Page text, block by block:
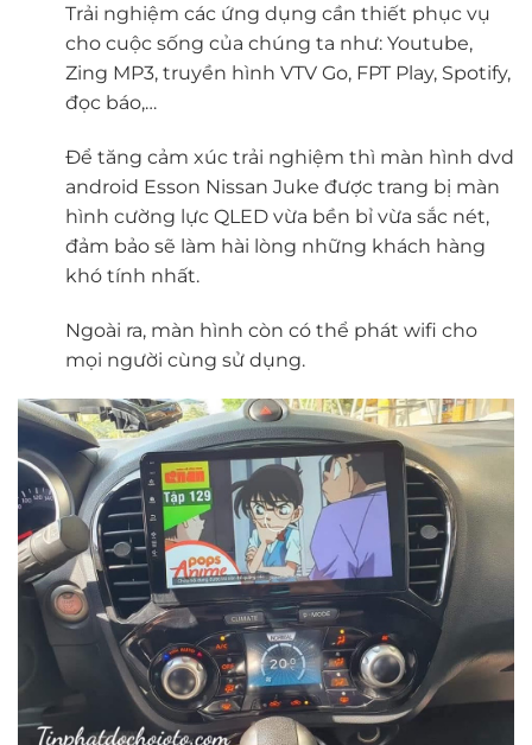
Trải nghiệm các ứng dụng cần thiết phục vụ
cho cuộc sống của chúng ta như: Youtube,
Zing MP3, truyền hình VTV Go, FPT Play, Spotify,
đọc báo,…
Để tăng cảm xúc trải nghiệm thì màn hình dvd
android Esson Nissan Juke được trang bị màn
hình cường lực QLED vừa bền bỉ vừa sắc nét,
đảm bảo sẽ làm hài lòng những khách hàng
khó tính nhất.
Ngoài ra, màn hình còn có thể phát wifi cho
mọi người cùng sử dụng.